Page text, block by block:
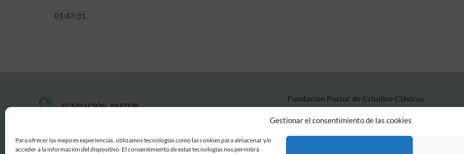
Gestionar el consentimiento de las cookies
Para ofrecer las mejores experiencias, utilizamos tecnologías como las cookies para almacenar y/o
acceder a la información del dispositivo. El consentimiento de estas tecnologías nos permitirá
01:47:31
Fundación Pastor de Estudios Clásicos
Calle Serrano, 107. Madrid, 28006.
915617236
2026 Todos los derechos reservados © Fundación Pastor. Sitio web desarrollado por